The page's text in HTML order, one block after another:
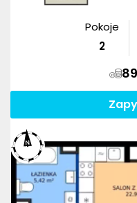
Pokoje
2